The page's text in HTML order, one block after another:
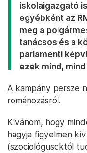
iskolaigazgató
egyébként az
meg a
tanácsos és a
parlamenti
ezek mind,
A kampány persze
románozásról.
Kívánom, hogy
hagyja figyelmen
(szociológusoktól